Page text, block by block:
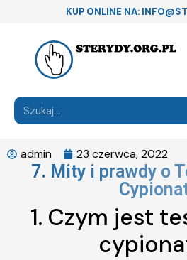
KUP ONLINE NA:
admin 23 czerwca, 2022
7. Mity i prawdy o
1. Czym jest